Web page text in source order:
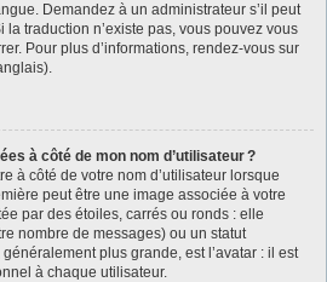
Demandez à un administrateur s’il peut
traduction n’existe pas, vous pouvez vous
Pour plus d’informations, rendez-vous sur
à côté de mon nom d’utilisateur ?
à côté de votre nom d’utilisateur lorsque
peut être une image associée à votre
par des étoiles, carrés ou ronds : elle
nombre de messages) ou un statut
plus grande, est l’avatar : il est
à chaque utilisateur.